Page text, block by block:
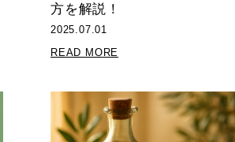
方を解説！
2025.07.01
READ MORE